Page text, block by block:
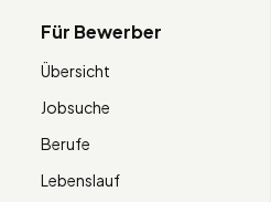
Für Bewerber
Übersicht
Jobsuche
Berufe
Lebenslauf